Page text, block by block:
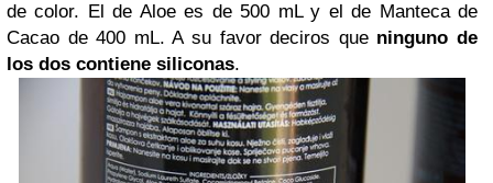
de color.
El de Aloe es de 500 mL y el de Manteca de
Cacao de 400 mL. A su favor deciros que ninguno de
los dos contiene siliconas.